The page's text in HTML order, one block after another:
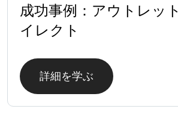
成功事例：アウトレッ
イレクト
詳細を学ぶ